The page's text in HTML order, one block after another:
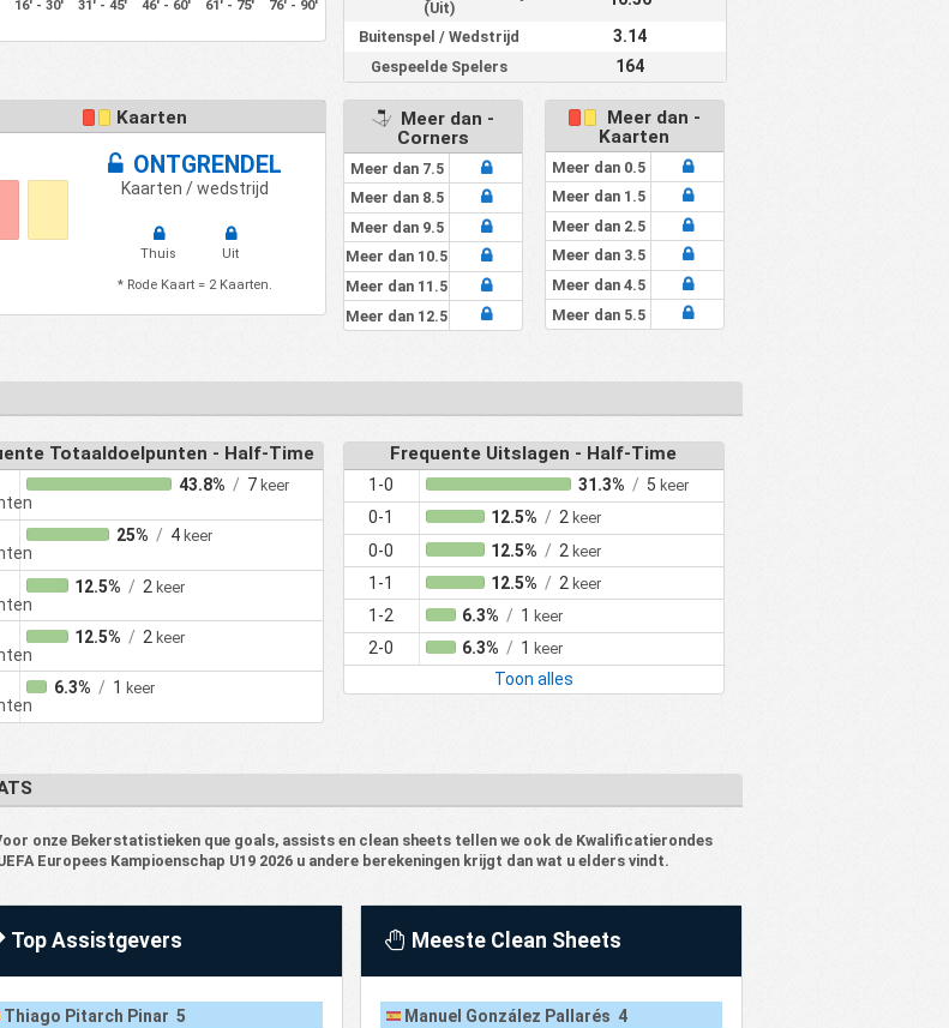
16' - 30' 31' - 45' 46' - 60' 61' - 75' 76' - 90'
(Uit)
Buitenspel / Wedstrijd 3.14
Gespeelde Spelers 164
Kaarten
ONTGRENDEL
Kaarten / wedstrijd
Thuis
Uit
* Rode Kaart = 2 Kaarten.
Meer dan -
Corners
Meer dan 7.5
Meer dan 8.5
Meer dan 9.5
Meer dan 10.5
Meer dan 11.5
Meer dan 12.5
Meer dan -
Kaarten
Meer dan 0.5
Meer dan 1.5
Meer dan 2.5
Meer dan 3.5
Meer dan 4.5
Meer dan 5.5
Totaaldoelpunten - Half-Time
43.8% / 7 keer
25% / 4 keer
12.5% / 2keer
12.5% / 2keer
6.3% / 1 keer
Frequente Uitslagen - Half-Time
1-0 31.3% / 5 keer
0-1 12.5% / 2keer
0-0 12.5% / 2keer
1-1 12.5% / 2keer
1-2 6.3% / 1keer
2-0 6.3% / 1keer
Toon alles
onze Bekerstatistieken que goals, assists en clean sheets tellen we ook de Kwalificatierondes
Europees Kampioenschap U19 2026 u andere berekeningen krijgt dan wat u elders vindt.
Top Assistgevers
Thiago Pitarch Pinar 5
Meeste Clean Sheets
Manuel González Pallarés 4